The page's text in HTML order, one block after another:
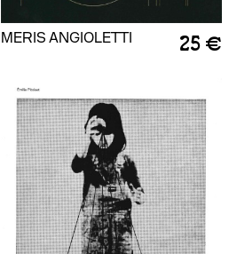
MERIS ANGIOLETTI 25 €